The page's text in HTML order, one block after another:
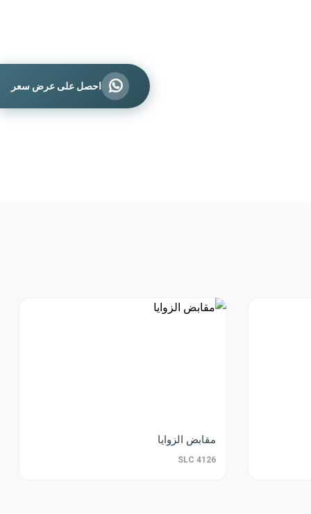
مقابض الزوايا
SLC 4126
احصل على عرض سعر